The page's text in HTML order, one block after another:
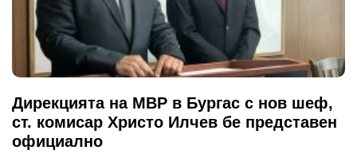
Дирекцията на МВР в Бургас с нов шеф,
ст. комисар Христо Илчев бе представен
официално